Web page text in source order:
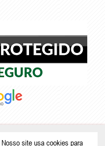
Nosso site usa cookies para